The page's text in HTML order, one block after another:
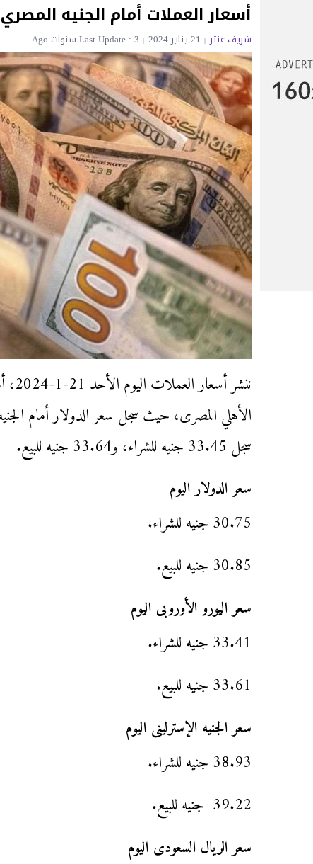
أسعار العملات أمام الجنيه المصري اليوم
شريف عنتر 21 يناير 2024 Last Update : 3 سنوات Ago
سجل 33.45 جنيه للشراء، و33.64 جنيه للبيع.
سعر الدولار اليوم
30.75 جنيه للشراء.
30.85 جنيه للبيع.
سعر اليورو الأوروبى اليوم
33.41 جنيه للشراء.
33.61 جنيه للبيع.
سعر الجنيه الإسترلينى اليوم
38.93 جنيه للشراء.
39.22 جنيه للبيع.
سعر الريال السعودى اليوم